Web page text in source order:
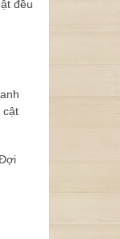
đều
cật